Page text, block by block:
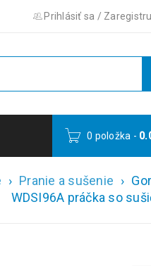
Prihlásiť sa /
0 položka -
› Pranie a sušenie ›
WDSI96A práčka so